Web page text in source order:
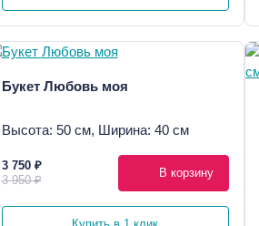
Букет Любовь моя
Высота: 50 см, Ширина: 40 см
3 750 ₽
3 950 ₽
В корзину